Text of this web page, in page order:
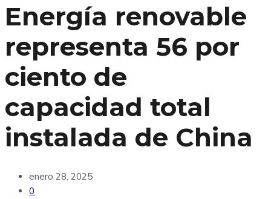
Energía renovable
representa 56 por
ciento de
capacidad total
instalada de China
enero 28, 2025
0